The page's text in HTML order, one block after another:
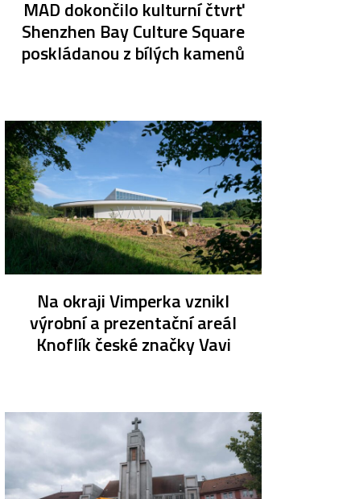
MAD dokončilo kulturní čtvrť
Shenzhen Bay Culture Square
poskládanou z bílých kamenů
Na okraji Vimperka vznikl
výrobní a prezentační areál
Knoflík české značky Vavi